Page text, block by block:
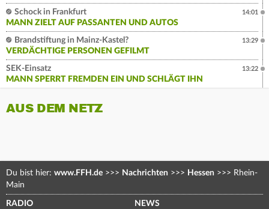
Schock in Frankfurt
MANN ZIELT AUF PASSANTEN UND AUTOS
14:01
Brandstiftung in Mainz-Kastel?
VERDÄCHTIGE PERSONEN GEFILMT
13:29
SEK-Einsatz
MANN SPERRT FREMDEN EIN UND SCHLÄGT IHN
13:22
AUS DEM NETZ
Du bist hier: www.FFH.de >>> Nachrichten >>> Hessen >>> Rhein-
Main
RADIO NEWS